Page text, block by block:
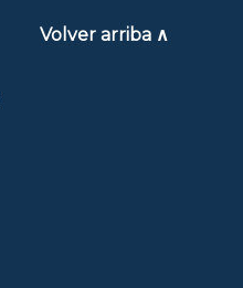
Volver arriba ∧